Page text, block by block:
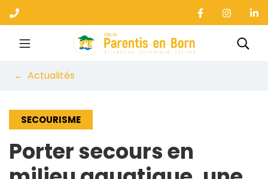
Aller
au
contenu
Ville de Parentis-en-
Actualités
SECOURISME
Porter secours en